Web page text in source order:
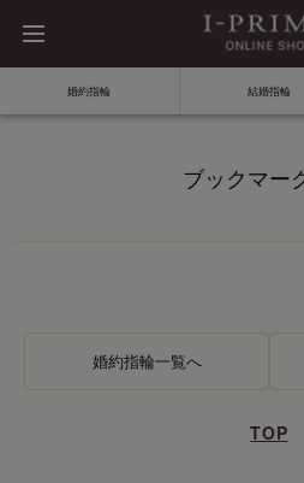
婚約指輪 結婚指輪
ブックマー
婚約指輪一覧へ
TOP